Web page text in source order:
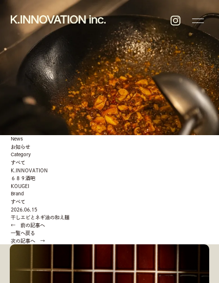
News
お知らせ
Category
すべて
K.INNOVATION
６８９酒吧
KOUGEI
Brand
すべて
2026.06.15
干しエビとネギ油の和え麺
← 前の記事へ
一覧へ戻る
次の記事へ →